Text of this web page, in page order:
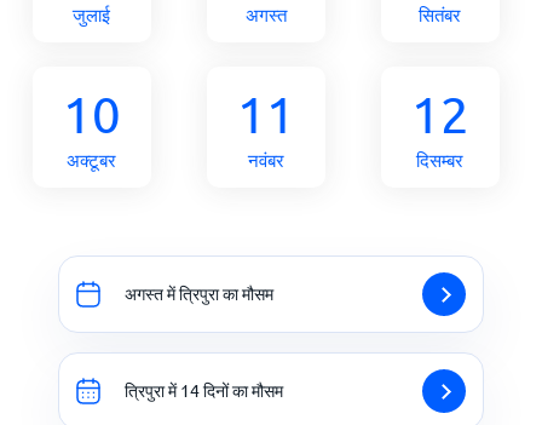
जुलाई अगस्त सितंबर
10
अक्टूबर
11
नवंबर
12
दिसम्बर
अगस्त में त्रिपुरा का मौसम
त्रिपुरा में 14 दिनों का मौसम